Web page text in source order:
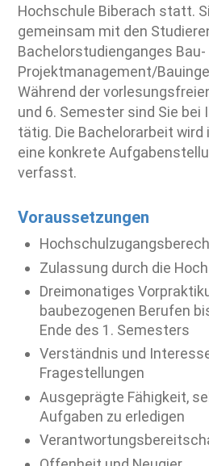
Hochschule Biberach statt.
gemeinsam mit den
Bachelorstudienganges Bau-
Projektmanagement/
Während der
und 6. Semester sind Sie bei
tätig. Die Bachelorarbeit
eine konkrete
verfasst.
Voraussetzungen
Zulassung durch die
Dreimonatiges
baubezogenen Berufen
Ende des 1. Semesters
Verständnis und
Fragestellungen
Ausgeprägte Fähigkeit,
Aufgaben zu erledigen